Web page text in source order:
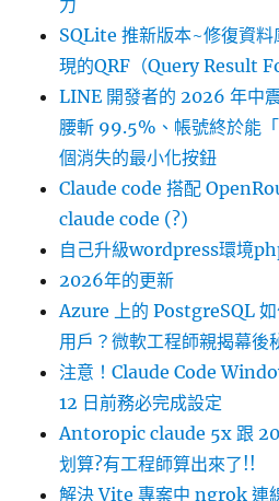
SQLite 推新版本~修復資料
現的QRF（Query Result
LINE 開發者的 2026 年中
腰斬 99.5%、帳號終於能
個消失的最小化按鈕
Claude code 搭配
claude code (?)
自己升級wordpress環境
2026年的更新
Azure 上的 PostgreSQL
用戶？微軟工程師親揭幕後
注意！Claude Code
12 日前務必完成設定
Antoropic claude 5x 跟
划算?有工程師算出來了!!
解決 Vite 專案中 ngrok 連